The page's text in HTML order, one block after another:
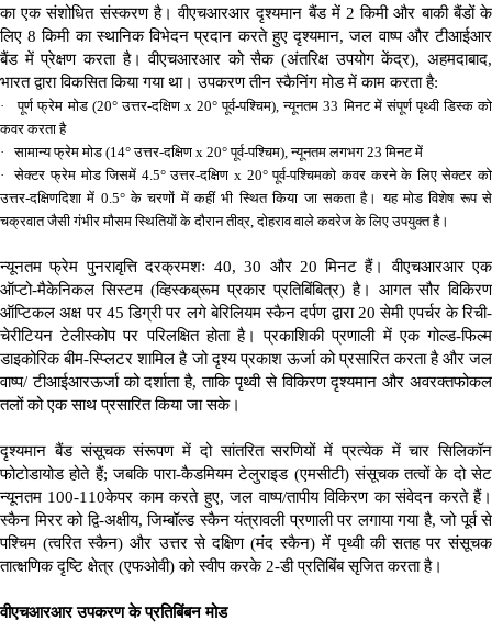
का एक संशोधित संस्करण है। वीएचआरआर दृश्यमान बैंड में 2किमी और बाकी बैंडों के
लिए8किमी का स्थानिक विभेदन प्रदान करते हुए दृश्यमान,जल वाष्प और टीआईआर
बैंड में प्रेक्षण करता है। वीएचआरआर को सैक(अंतरिक्ष उपयोग केंद्र),अहमदाबाद,
भारत द्वारा विकसित किया गया था। उपकरण तीन स्कैनिंग मोड में काम करता है:
· पूर्ण फ्रेम मोड (20°उत्तर-दक्षिण x 20°पूर्व-पश्चिम),न्यूनतम33मिनट में संपूर्ण पृथ्वी डिस्क को
कवर करता है
·
सामान्य फ्रेम मोड (14°उत्तर-दक्षिण x 20°पूर्व-पश्चिम),न्यूनतम लगभग 23मिनट में
·
सेक्टर फ्रेम मोड जिसमें 4.5°उत्तर-दक्षिण x 20°पूर्व-पश्चिमको कवर करने के लिए सेक्टर को
उत्तर-दक्षिणदिशा में 0.5°के चरणों में कहीं भी स्थित किया जा सकता है। यह मोड विशेष रूप से
चक्रवात जैसी गंभीर मौसम स्थितियों के दौरान तीव्र ,दोहराव वाले कवरेज के लिए उपयुक्त है।
न्यूनतम फ्रेम पुनरावृत्ति दरक्रमशः40, 30 और 20मिनट हैं। वीएचआरआर एक
ऑप्टो-मैकेनिकल सिस्टम (व्हिस्कब्रूम प्रकार प्रतिबिंबित्र)है। आगत सौर विकिरण
ऑप्टिकल अक्ष पर 45डिग्री पर लगे बेरिलियम स्कैन दर्पण द्वारा 20सेमी एपर्चर के रिची-
चेरीटियन टेलीस्कोप पर परिलक्षित होता है। प्रकाशिकी प्रणाली में एक गोल्ड-फिल्म
डाइकोरिक बीम-स्प्लिटर शामिल है जो दृश्य प्रकाश ऊर्जा को प्रसारित करता है और जल
वाष्प/टीआईआरऊर्जा को दर्शाता है,ताकि पृथ्वी से विकिरण दृश्यमान और अवरक्तफोकल
तलों को एक साथ प्रसारित किया जा सके।
दृश्यमान बैंड संसूचक संरूपण में दो सांतरित सरणियों में प्रत्येक में चार सिलिकॉन
फोटोडायोड होते हैं;जबकि पारा-कैडमियम टेलुराइड (एमसीटी)संसूचक तत्वों के दो सेट
न्यूनतम 100-110केपर काम करते हुए,जल वाष्प/तापीय विकिरण का संवेदन करते हैं।
स्कैन मिरर को द्वि-अक्षीय,जिम्बॉल्ड स्कैन यंत्रावली प्रणाली पर लगाया गया है,जो पूर्व से
पश्चिम(त्वरित स्कैन)और उत्तर से दक्षिण(मंद स्कैन)में पृथ्वी की सतह पर संसूचक
तात्क्षणिक दृष्टि क्षेत्र (एफओवी)को स्वीप करके 2-डी प्रतिबिंब सृजित करता है।
वीएचआरआर उपकरण के प्रतिबिंबन मोड